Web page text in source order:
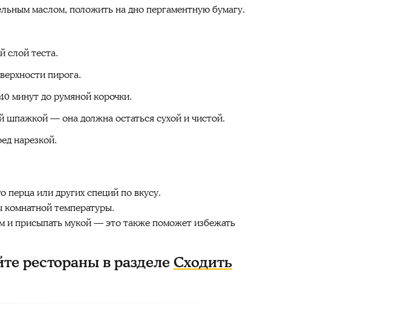
маслом, положить на дно пергаментную бумагу.
слой теста.
пирога.
минут до румяной корочки.
шпажкой — она должна остаться сухой и чистой.
нарезкой.
перца или других специй по вкусу.
температуры.
и присыпать мукой — это также поможет избежать
рестораны в разделеСходить